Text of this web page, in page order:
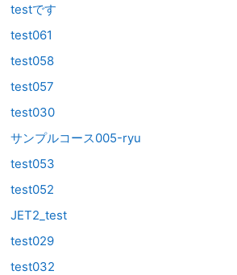
testです
test061
test058
test057
test030
サンプルコース005-ryu
test053
test052
JET2_test
test029
test032